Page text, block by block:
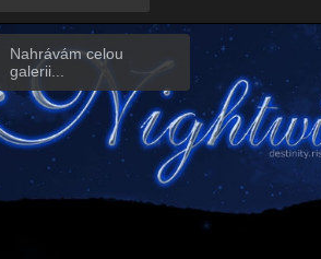
Nahrávám celou
galerii...